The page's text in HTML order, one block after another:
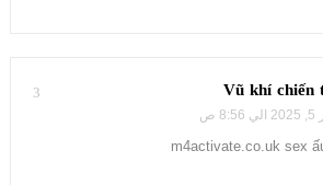
3 Vũ khí chiến
m4activate.co.uk sex